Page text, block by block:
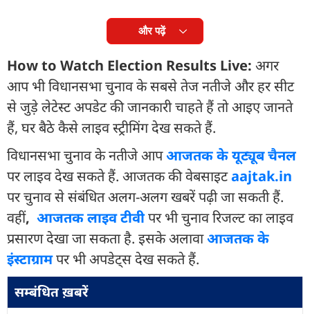
और पढ़ें
How to Watch Election Results Live: अगर
आप भी विधानसभा चुनाव के सबसे तेज नतीजे और हर सीट
से जुड़े लेटेस्ट अपडेट की जानकारी चाहते हैं तो आइए जानते
हैं, घर बैठे कैसे लाइव स्ट्रीमिंग देख सकते हैं.
विधानसभा चुनाव के नतीजे आपआजतक के यूट्यूब चैनल
पर लाइव देख सकते हैं. आजतक की वेबसाइटaajtak.in
पर चुनाव से संबंधित अलग-अलग खबरें पढ़ी जा सकती हैं.
वहीं, आजतक लाइव टीवीपर भी चुनाव रिजल्ट का लाइव
प्रसारण देखा जा सकता है. इसके अलावाआजतक के
इंस्टाग्रामपर भी अपडेट्स देख सकते हैं.
सम्बंधित ख़बरें